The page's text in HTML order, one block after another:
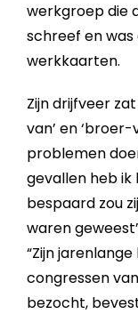
werkgroep die
schreef en
werkkaarten.
Zijn drijfveer
van’ en
problemen
gevallen heb
bespaard zou
waren
“Zijn
congressen
bezocht,